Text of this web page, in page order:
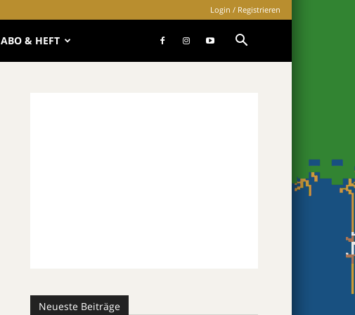
Login / Registrieren
ABO & HEFT
Neueste Beiträge